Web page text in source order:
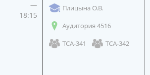
—
18:15
Плицына О.В.
Аудитория 4516
ТСА-341
ТСА-342